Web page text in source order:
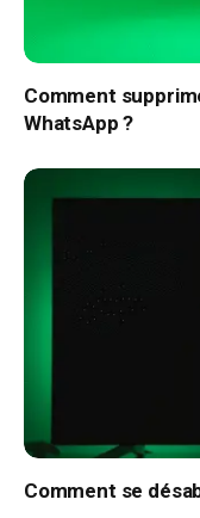
Comment
WhatsApp ?
Comment se